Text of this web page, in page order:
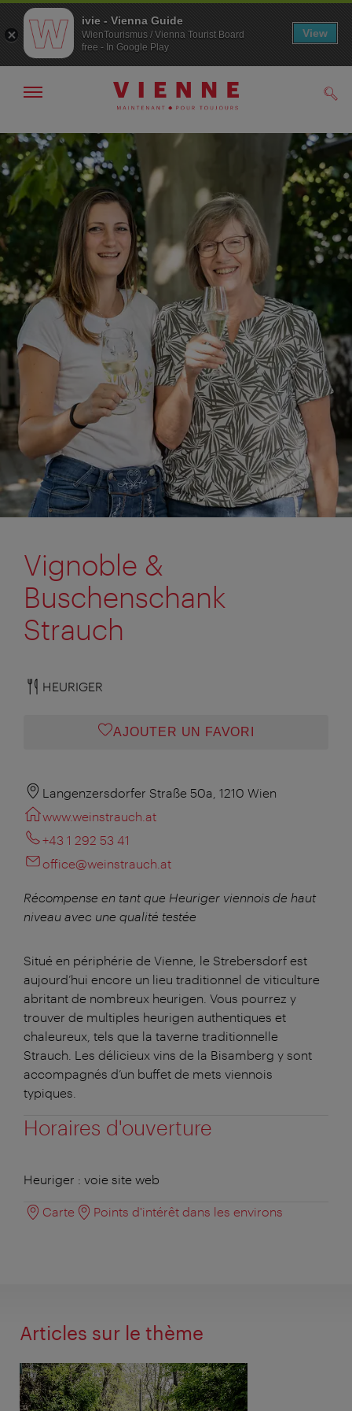
Navigation
Contenu
Afficher
la
navigation
Vignoble &
Buschenschank
Strauch
HEURIGER
AJOUTER UN FAVORI
Langenzersdorfer Straße 50a, 1210 Wien
www.weinstrauch.at
+43 1 292 53 41
office@weinstrauch.at
Récompense en tant que Heuriger viennois de haut
niveau avec une qualité testée
Situé en périphérie de Vienne, le Strebersdorf est
aujourd’hui encore un lieu traditionnel de viticulture
abritant de nombreux heurigen. Vous pourrez y
trouver de multiples heurigen authentiques et
chaleureux, tels que la taverne traditionnelle
Strauch. Les délicieux vins de la Bisamberg y sont
accompagnés d’un buffet de mets viennois
typiques.
Horaires d'ouverture
Heuriger : voie site web
Carte Points d'intérêt dans les environs
Articles sur le thème
ivie - Vienna Guide
WienTourismus / Vienna Tourist Board
free - In Google Play
View